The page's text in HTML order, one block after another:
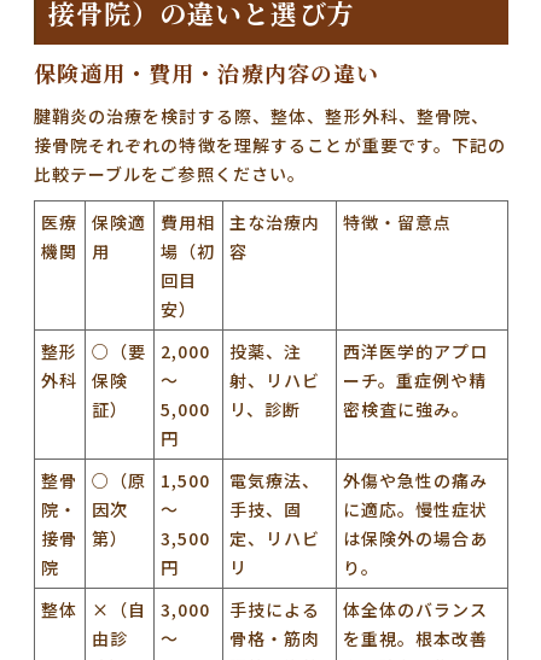
接骨院）の違いと選び方
保険適用・費用・治療内容の違い
腱鞘炎の治療を検討する際、整体、整形外科、整骨院、
接骨院それぞれの特徴を理解することが重要です。下記の
比較テーブルをご参照ください。
医療
機関
保険適
用
費用相
場（初
回目
安）
主な治療内
容
特徴・留意点
整形
外科
○（要
保険
証）
2,000
～
5,000
円
投薬、注
射、リハビ
リ、診断
西洋医学的アプロ
ーチ。重症例や精
密検査に強み。
整骨
院・
接骨
院
○（原
因次
第）
1,500
～
3,500
円
電気療法、
手技、固
定、リハビ
リ
外傷や急性の痛み
に適応。慢性症状
は保険外の場合あ
り。
整体
×（自
由診
3,000
～
手技による
骨格・筋肉
体全体のバランス
を重視。根本改善